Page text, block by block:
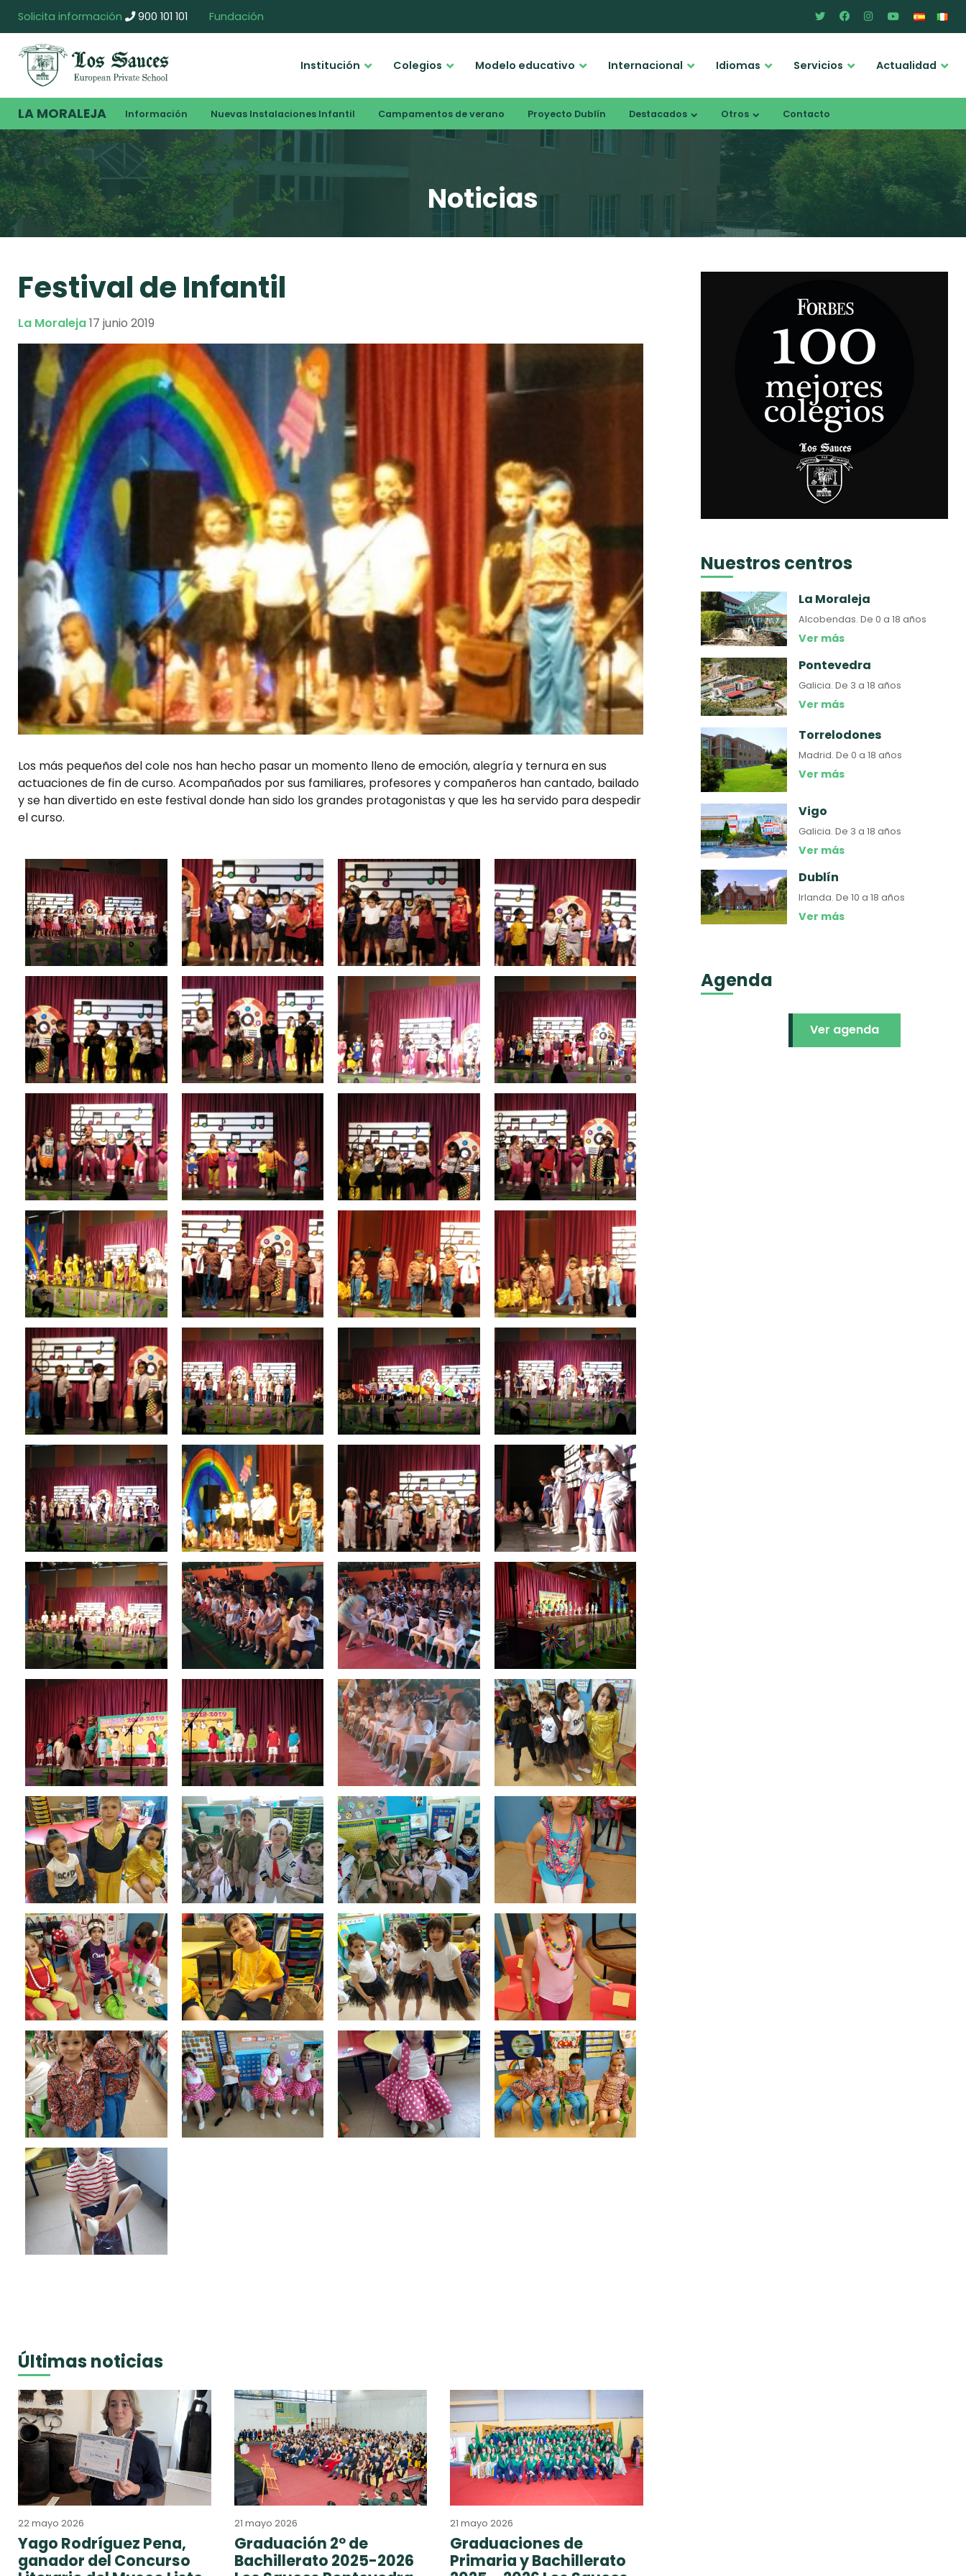
Solicita información 900 101 101 Fundación
Institución Colegios Modelo educativo Internacional Idiomas Servicios Actualidad
LA MORALEJA Información Nuevas Instalaciones Infantil Campamentos de verano Proyecto Dublín Destacados Otros Contacto
Noticias
Festival de Infantil
La Moraleja17 junio 2019
Los más pequeños del cole nos han hecho pasar un momento lleno de emoción, alegría y ternura en sus
actuaciones de fin de curso. Acompañados por sus familiares, profesores y compañeros han cantado, bailado
y se han divertido en este festival donde han sido los grandes protagonistas y que les ha servido para despedir
el curso.
Últimas noticias
22 mayo 2026
Yago Rodríguez Pena,
ganador del Concurso
21 mayo 2026
Graduación 2º de
Bachillerato 2025-2026
21 mayo 2026
Graduaciones de
Primaria y Bachillerato
Nuestros centros
La Moraleja
Alcobendas.De 0 a 18 años
Ver más
Pontevedra
Galicia.De 3 a 18 años
Ver más
Torrelodones
Madrid.De 0 a 18 años
Ver más
Vigo
Galicia.De 3 a 18 años
Ver más
Dublín
Irlanda.De 10 a 18 años
Ver más
Agenda
Ver agenda